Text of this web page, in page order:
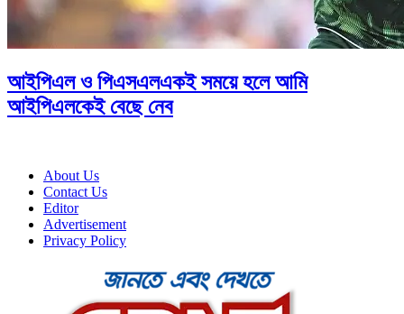
আইপিএল ও পিএসএলএকই সময়ে হলে আমি
আইপিএলকেই বেছে নেব
About Us
Contact Us
Editor
Advertisement
Privacy Policy